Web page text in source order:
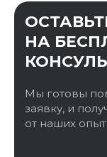
НА
Мы готовы
заявку, и
от наших